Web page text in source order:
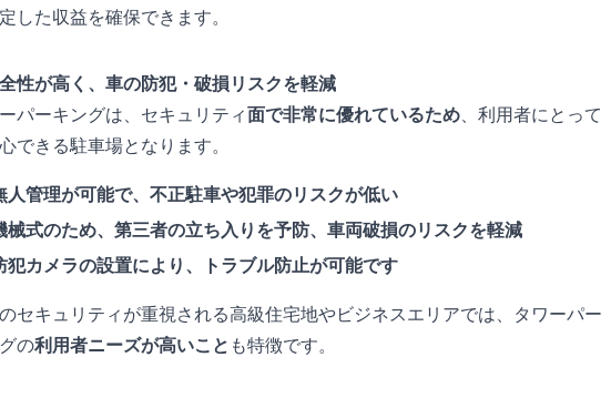
した収益を確保できます。
性が高く、車の防犯・破損リスクを軽減
パーキングは、セキュリティ面で非常に優れているため、利用者にとって
できる駐車場となります。
人管理が可能で、不正駐車や犯罪のリスクが低い
械式のため、第三者の立ち入りを予防、車両破損のリスクを軽減
犯カメラの設置により、トラブル防止が可能です
セキュリティが重視される高級住宅地やビジネスエリアでは、タワーパー
の利用者ニーズが高いこと も特徴です。